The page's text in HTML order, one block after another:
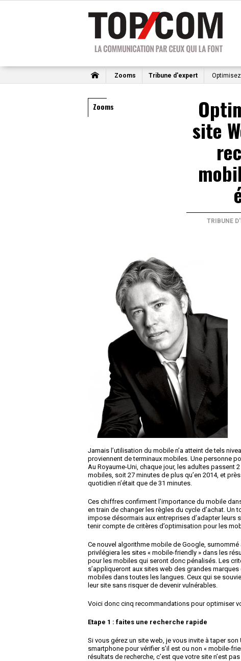
Zooms Tribune d'expert
Zooms
site
TRIBUNE
Jamais l’utilisation du mobile n’a atteint de tels
proviennent de terminaux mobiles. Une personne
Au Royaume-Uni, chaque jour, les adultes passent
mobiles, soit 27 minutes de plus qu’en 2014, et
quotidien n’était que de 31 minutes.
Ces chiffres confirment l’importance du mobile
en train de changer les règles du cycle d’achat.
impose désormais aux entreprises d’adapter
tenir compte de critères d’optimisation pour les
Ce nouvel algorithme mobile de Google,
privilégiera les sites « mobile-friendly » dans les
pour les mobiles qui seront donc pénalisés. Les
s’appliqueront aux sites web des grandes
mobiles dans toutes les langues. Ceux qui se
leur site sans risquer de devenir vulnérables.
Voici donc cinq recommandations pour optimiser
Etape 1 : faites une recherche rapide
Si vous gérez un site web, je vous invite à taper
smartphone pour vérifier s’il est ou non « mobile-
résultats de recherche, c’est que votre site n’est